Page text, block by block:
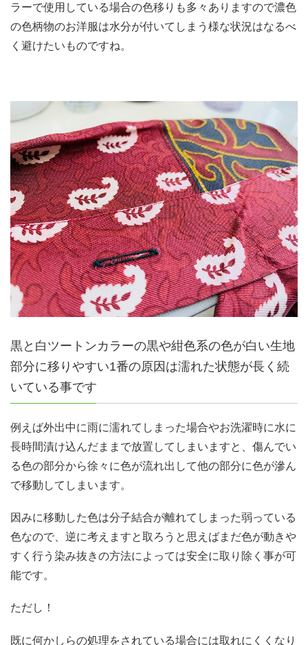
ラーで使用している場合の色移りも多々ありますので濃色
の色柄物のお洋服は水分が付いてしまう様な状況はなるべ
く避けたいものですね。
黒と白ツートンカラーの黒や紺色系の色が白い生地
部分に移りやすい1番の原因は濡れた状態が長く続
いている事です
例えば外出中に雨に濡れてしまった場合やお洗濯時に水に
長時間漬け込んだままで放置してしまいますと、傷んでい
る色の部分から徐々に色が流れ出して他の部分に色が滲ん
で移動してしまいます。
因みに移動した色は分子結合が離れてしまった弱っている
色なので、逆に考えますと取ろうと思えばまだ色が動きや
すく行う染み抜きの方法によっては安全に取り除く事が可
能です。
ただし！
既に何かしらの処理をされている場合には取れにくくなり